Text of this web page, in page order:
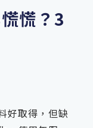
慌？3
好取得，但缺